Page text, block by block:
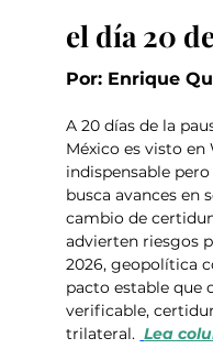
el día 20
Por: Enrique
A 20 días de la
México es visto
indispensable
busca avances en
cambio de
advierten riesgos
2026, geopolítica
pacto estable que
verificable,
trilateral. Lea